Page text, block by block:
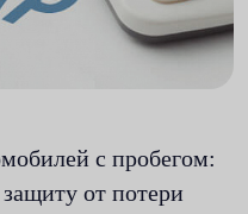
с пробегом:
от потери